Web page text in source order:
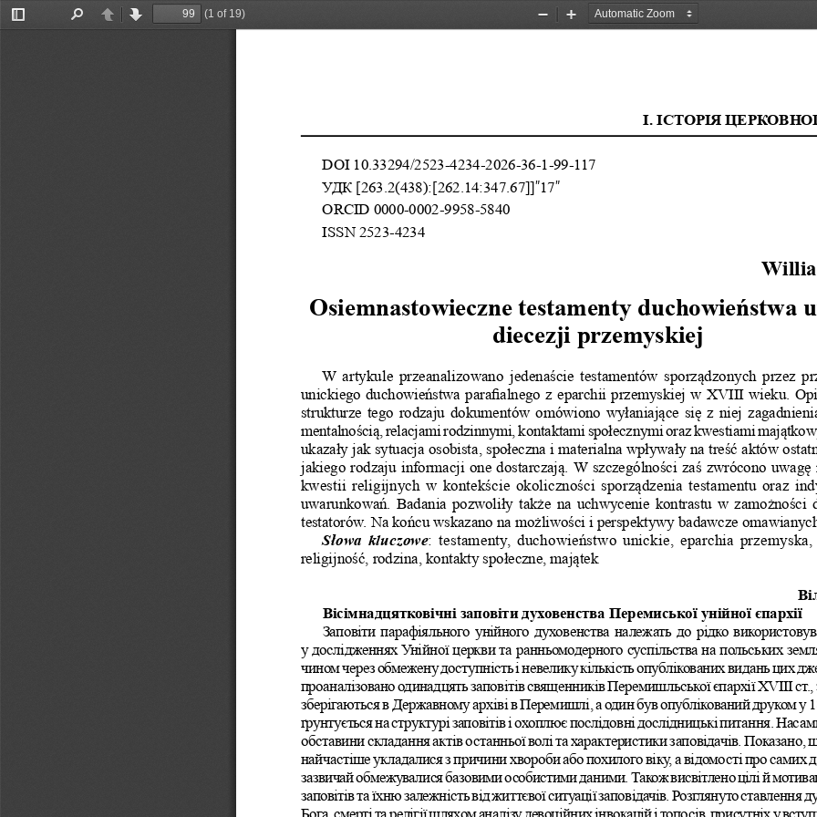
Toggle
PreviousNext
(1 of 19)
Zoom
Zoom
I. ІсторІя
DOI 10.33294/2523-4234-2026-36-1-99-117
УДК [263.2(438):[262.14:347.67]]”17”
ORCID 0000-0002-9958-5840
ISSN 2523-4234
Osiemnastowieczne testamenty duchowieństwa
diecezji przemyskiej
W artykule przeanalizowano jedenaście testamentów sporządzonych przez
unickiego duchowieństwa parafialnego z eparchii przemyskiej w XVIII wieku.
strukturze tego rodzaju dokumentów omówiono wyłaniające się z niej
mentalnością, relacjami rodzinnymi, kontaktami społecznymi oraz kwestiami
ukazały jak sytuacja osobista, społeczna i materialna wpływały na treść aktów
jakiego rodzaju informacji one dostarczają. W szczególności zaś zwrócono uwagę
kwestii religijnych w kontekście okoliczności sporządzenia testamentu oraz
uwarunkowań. Badania pozwoliły także na uchwycenie kontrastu w zamożności
testatorów. Na końcu wskazano na możliwości i perspektywy badawcze omawianych
Słowa kluczowe: testamenty, duchowieństwo unickie, eparchia przemyska,
religijność, rodzina, kontakty społeczne, majątek
вісімнадцятковічні заповіти духовенства Перемиської унійної єпархії
Заповіти парафіяльного унійного духовенства належать до рідко
у дослідженнях Унійної церкви та ранньомодерного суспільства на польських
чином через обмежену доступність і невелику кількість опублікованих видань цих
проаналізовано одинадцять заповітів священників Перемишльської єпархії XVIII ст.,
зберігаються в Державному архіві в Перемишлі, а один був опублікований друком у
ґрунтується на структурі заповітів і охоплює послідовні дослідницькі питання.
обставини складання актів останньої волі та характеристики заповідачів.
найчастіше укладалися з причини хвороби або похилого віку, а відомості про самих
зазвичай обмежувалися базовими особистими даними. Також висвітлено цілі й
заповітів та їхню залежність від життєвої ситуації заповідачів. Розглянуто ставлення
Бога, смерті та релігії шляхом аналізу девоційних інвокацій і топосів, присутніх у